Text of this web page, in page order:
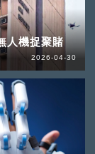
人機捉聚賭
2026-04-30